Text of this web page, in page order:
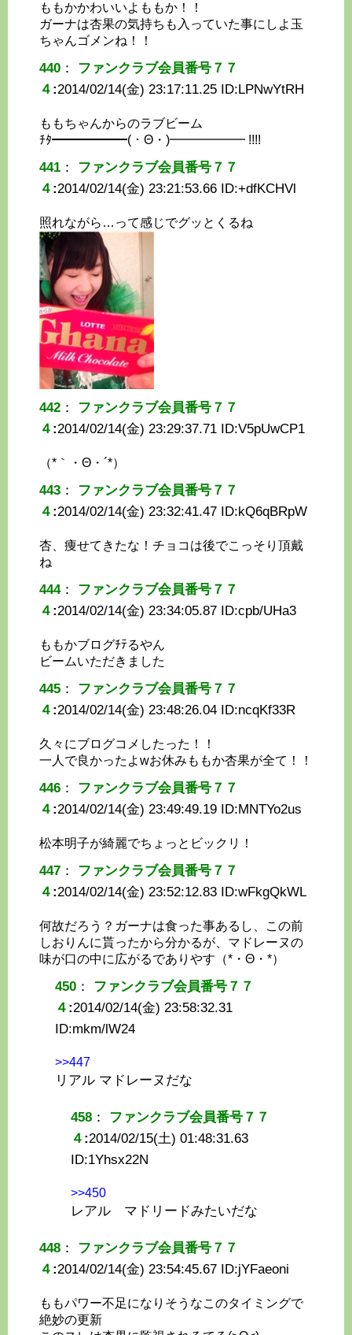
ももかかわいいよももか！！
ガーナは杏果の気持ちも入っていた事にしよ玉
ちゃんゴメンね！！
440 ： ファンクラブ会員番号７７
４ :2014/02/14(金) 23:17:11.25 ID:LPNwYtRH
ももちゃんからのラブビーム
ﾁﾀ━━━━━━(・Θ・)━━━━━━ !!!!
441 ： ファンクラブ会員番号７７
４ :2014/02/14(金) 23:21:53.66 ID:+dfKCHVl
照れながら…って感じでグッとくるね
442 ： ファンクラブ会員番号７７
４ :2014/02/14(金) 23:29:37.71 ID:V5pUwCP1
（*｀・Θ・´*）
443 ： ファンクラブ会員番号７７
４ :2014/02/14(金) 23:32:41.47 ID:kQ6qBRpW
杏、痩せてきたな！チョコは後でこっそり頂戴
ね
444： ファンクラブ会員番号７７
４ :2014/02/14(金) 23:34:05.87 ID:cpb/UHa3
ももかブログﾁﾃるやん
ビームいただきました
445 ： ファンクラブ会員番号７７
４ :2014/02/14(金) 23:48:26.04 ID:ncqKf33R
久々にブログコメしたった！！
一人で良かったよwお休みももか杏果が全て！！
446 ： ファンクラブ会員番号７７
４ :2014/02/14(金) 23:49:49.19 ID:MNTYo2us
松本明子が綺麗でちょっとビックリ！
447 ： ファンクラブ会員番号７７
４ :2014/02/14(金) 23:52:12.83 ID:wFkgQkWL
何故だろう？ガーナは食った事あるし、この前
しおりんに貰ったから分かるが、マドレーヌの
味が口の中に広がるでありやす（*・Θ・*）
450 ： ファンクラブ会員番号７７
４ :2014/02/14(金) 23:58:32.31
ID:mkm/lW24
>>447
リアル マドレーヌだな
458 ： ファンクラブ会員番号７７
４ :2014/02/15(土) 01:48:31.63
ID:1Yhsx22N
>>450
レアル マドリードみたいだな
448 ： ファンクラブ会員番号７７
４ :2014/02/14(金) 23:54:45.67 ID:jYFaeoni
ももパワー不足になりそうなこのタイミングで
絶妙の更新